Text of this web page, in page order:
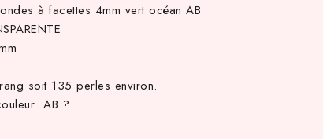
à facettes 4mm vert océan AB
soit 135 perles environ.
AB ?